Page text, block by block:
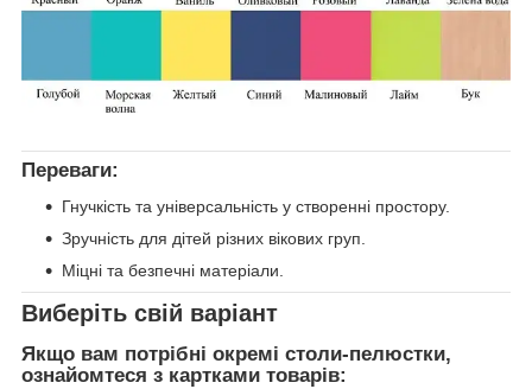
Переваги:
Гнучкість та універсальність у створенні простору.
Зручність для дітей різних вікових груп.
Міцні та безпечні матеріали.
Виберіть свій варіант
Якщо вам потрібні окремі столи-пелюстки,
ознайомтеся з картками товарів: